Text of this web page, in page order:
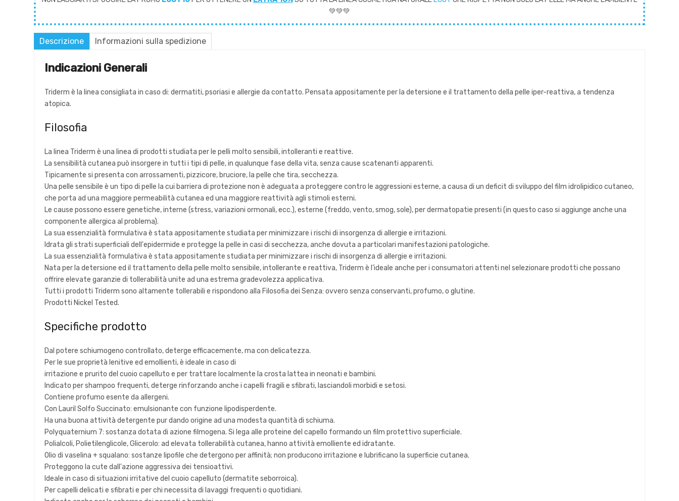
💚💚💚
Descrizione Informazioni sulla spedizione
Indicazioni Generali
Triderm è la linea consigliata in caso di: dermatiti, psoriasi e allergie da contatto. Pensata appositamente per la detersione e il trattamento della pelle iper-reattiva, a tendenza
atopica.
Filosofia
La linea Triderm è una linea di prodotti studiata per le pelli molto sensibili, intolleranti e reattive.
La sensibilità cutanea può insorgere in tutti i tipi di pelle, in qualunque fase della vita, senza cause scatenanti apparenti.
Tipicamente si presenta con arrossamenti, pizzicore, bruciore, la pelle che tira, secchezza.
Una pelle sensibile è un tipo di pelle la cui barriera di protezione non è adeguata a proteggere contro le aggressioni esterne, a causa di un deficit di sviluppo del film idrolipidico cutaneo,
che porta ad una maggiore permeabilità cutanea ed una maggiore reattività agli stimoli esterni.
Le cause possono essere genetiche, interne (stress, variazioni ormonali, ecc.), esterne (freddo, vento, smog, sole), per dermatopatie presenti (in questo caso si aggiunge anche una
componente allergica al problema).
La sua essenzialità formulativa è stata appositamente studiata per minimizzare i rischi di insorgenza di allergie e irritazioni.
Idrata gli strati superficiali dell'epidermide e protegge la pelle in casi di secchezza, anche dovuta a particolari manifestazioni patologiche.
La sua essenzialità formulativa è stata appositamente studiata per minimizzare i rischi di insorgenza di allergie e irritazioni.
Nata per la detersione ed il trattamento della pelle molto sensibile, intollerante e reattiva, Triderm è l’ideale anche per i consumatori attenti nel selezionare prodotti che possano
offrire elevate garanzie di tollerabilità unite ad una estrema gradevolezza applicativa.
Tutti i prodotti Triderm sono altamente tollerabili e rispondono alla Filosofia dei Senza: ovvero senza conservanti, profumo, o glutine.
Prodotti Nickel Tested.
Specifiche prodotto
Dal potere schiumogeno controllato, deterge efficacemente, ma con delicatezza.
Per le sue proprietà lenitive ed emollienti, è ideale in caso di
irritazione e prurito del cuoio capelluto e per trattare localmente la crosta lattea in neonati e bambini.
Indicato per shampoo frequenti, deterge rinforzando anche i capelli fragili e sfibrati, lasciandoli morbidi e setosi.
Contiene profumo esente da allergeni.
Con Lauril Solfo Succinato: emulsionante con funzione lipodisperdente.
Ha una buona attività detergente pur dando origine ad una modesta quantità di schiuma.
Polyquaternium 7: sostanza dotata di azione filmogena. Si lega alle proteine del capello formando un film protettivo superficiale.
Polialcoli, Polietilenglicole, Glicerolo: ad elevata tollerabilità cutanea, hanno attività emolliente ed idratante.
Olio di vaselina + squalano: sostanze lipofile che detergono per affinità; non producono irritazione e lubrificano la superficie cutanea.
Proteggono la cute dall'azione aggressiva dei tensioattivi.
Ideale in caso di situazioni irritative del cuoio capelluto (dermatite seborroica).
Per capelli delicati e sfibrati e per chi necessita di lavaggi frequenti o quotidiani.